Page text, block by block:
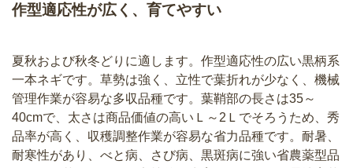
作型適応性が広く、育てやすい
夏秋および秋冬どりに適します。作型適応性の広い黒柄系
一本ネギです。草勢は強く、立性で葉折れが少なく、機械
管理作業が容易な多収品種です。葉鞘部の長さは35～
40cmで、太さは商品価値の高いＬ～2Ｌでそろうため、秀
品率が高く、収穫調整作業が容易な省力品種です。耐暑、
耐寒性があり、べと病、さび病、黒斑病に強い省農薬型品